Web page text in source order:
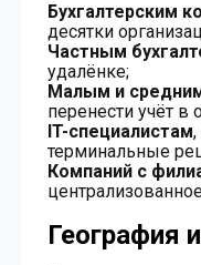
Бухгалтерским
десятки
Частным
удалёнке;
Малым и
перенести учёт в
IT-специалистам
терминальные
Компаний с
География